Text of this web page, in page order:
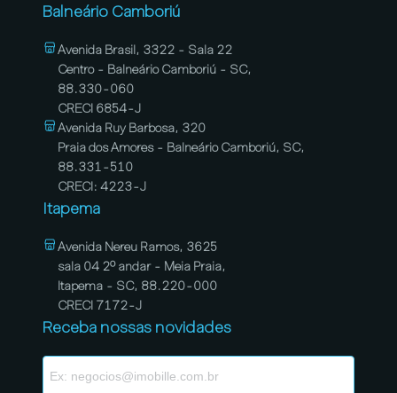
Balneário Camboriú
Avenida Brasil, 3322 - Sala 22
Centro - Balneário Camboriú - SC,
88.330-060
CRECI 6854-J
Avenida Ruy Barbosa, 320
Praia dos Amores - Balneário Camboriú, SC,
88.331-510
CRECI: 4223-J
Itapema
Avenida Nereu Ramos, 3625
sala 04 2º andar - Meia Praia,
Itapema - SC, 88.220-000
CRECI 7172-J
Receba nossas novidades